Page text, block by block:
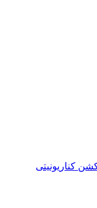
کناریونیتی